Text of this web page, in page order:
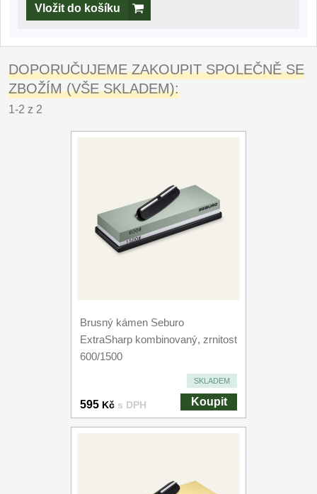
Vložit do košíku
DOPORUČUJEME ZAKOUPIT SPOLEČNĚ SE
ZBOŽÍM (VŠE SKLADEM):
1-2 z 2
Brusný kámen Seburo
ExtraSharp kombinovaný, zrnitost
600/1500
SKLADEM
595 Kč s DPH Koupit